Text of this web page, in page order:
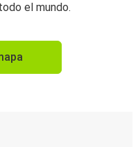
el mundo.